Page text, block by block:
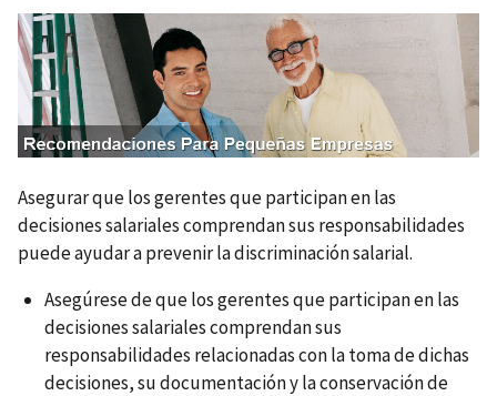
I
m
e
n
Asegurar que los gerentes que participan en las
decisiones salariales comprendan sus responsabilidades
puede ayudar a prevenir la discriminación salarial.
Asegúrese de que los gerentes que participan en las
decisiones salariales comprendan sus
responsabilidades relacionadas con la toma de dichas
decisiones, su documentación y la conservación de